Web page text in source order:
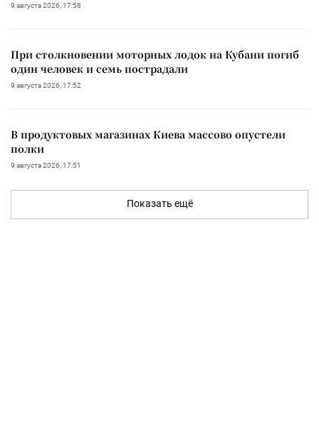
9 августа 2026, 17:58
При столкновении моторных лодок на Кубани погиб
один человек и семь пострадали
9 августа 2026, 17:52
В продуктовых магазинах Киева массово опустели
полки
9 августа 2026, 17:51
Показать ещё